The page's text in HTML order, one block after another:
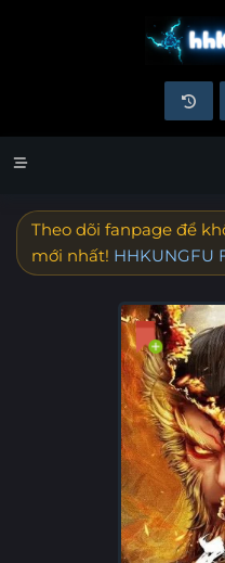
Theo dõi fanpage để
mới nhất! HHKUNGFU